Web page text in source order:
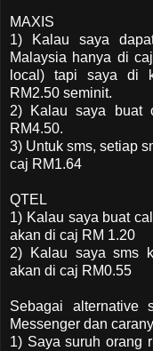
MAXIS
1) Kalau saya
Malaysia hanya di
local) tapi saya di
RM2.50 seminit.
2) Kalau saya buat
RM4.50.
3) Untuk sms, setiap
caj RM1.64
QTEL
1) Kalau saya buat
akan di caj RM 1.20
2) Kalau saya sms
akan di caj RM0.55
Sebagai alternative
Messenger dan
1) Saya suruh orang